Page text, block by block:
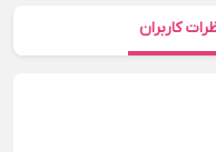
کاربران